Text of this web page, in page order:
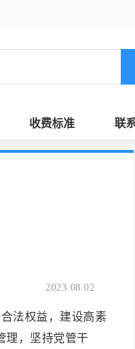
收费标准 联
2023.08.02
权益，建设高素
，坚持党管干